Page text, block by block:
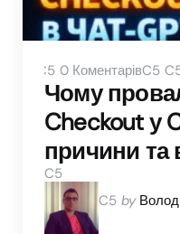
Posted
by
Чому
Checkout у
причини та
0 Коментарів